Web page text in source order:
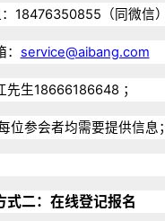
18476350855（同微信）
service@aibang.com
先生18666186648 ；
位参会者均需要提供信息；
式二：在线登记报名